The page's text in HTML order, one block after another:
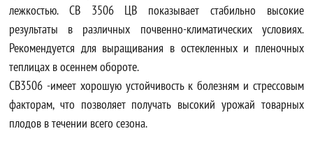
лежкостью. СВ 3506 ЦВ показывает стабильно высокие
результаты в различных почвенно-климатических условиях.
Рекомендуется для выращивания в остекленных и пленочных
теплицах в осеннем обороте.
СВ3506 -имеет хорошую устойчивость к болезням и стрессовым
факторам, что позволяет получать высокий урожай товарных
плодов в течении всего сезона.